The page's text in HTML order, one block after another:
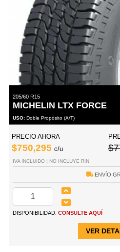
205/60 R15
MICHELIN LTX FORCE
USO: Doble Propósito (A/T)
PRECIO AHORA
$750,295 c/u
IVA INCLUIDO | NO INCLUYE RIN
ENVÍO
DISPONIBILIDAD: CONSULTE AQUÍ
VER